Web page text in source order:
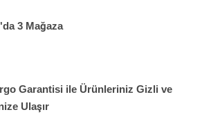
3 Mağaza
Garantisi ile Ürünleriniz Gizli ve
Ulaşır